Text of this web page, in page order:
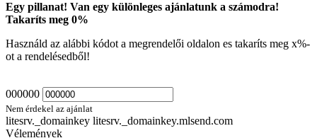
Egy pillanat! Van egy különleges ajánlatunk a számodra!
Takaríts meg 0%
Használd az alábbi kódot a megrendelői oldalon es takaríts meg x%-
ot a rendelésedből!
000000
Nem érdekel az ajánlat
litesrv._domainkey litesrv._domainkey.mlsend.com
Vélemények